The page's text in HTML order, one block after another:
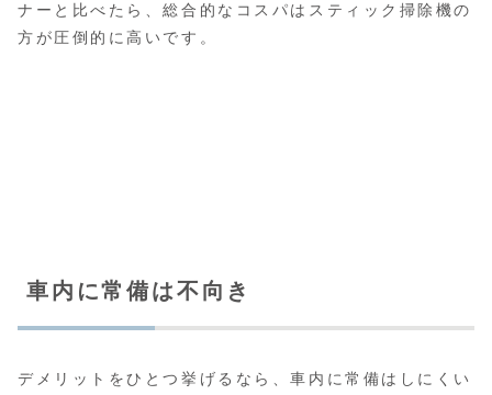
ナーと比べたら、総合的なコスパはスティック掃除機の
方が圧倒的に高いです。
車内に常備は不向き
デメリットをひとつ挙げるなら、車内に常備はしにくい